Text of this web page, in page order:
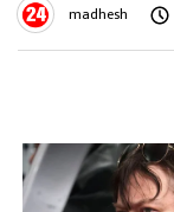
madhesh